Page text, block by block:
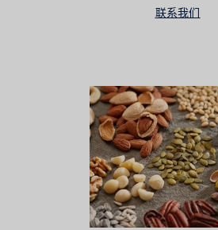
联系我们